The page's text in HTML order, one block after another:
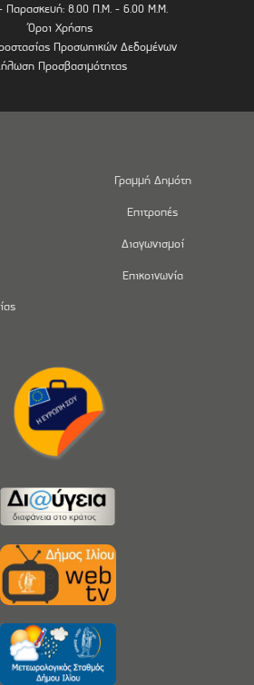
Παρασκευή: 8.00 Π.Μ. - 6.00 Μ.Μ.
Όροι Χρήσης
Προσωπικών Δεδομένων
Προσβασιμότητας
Γραμμή Δημότη
Επιτροπές
Διαγωνισμοί
Επικοινωνία